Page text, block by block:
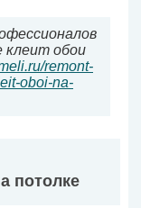
клеит обои
remont-
oboi-na-
потолке